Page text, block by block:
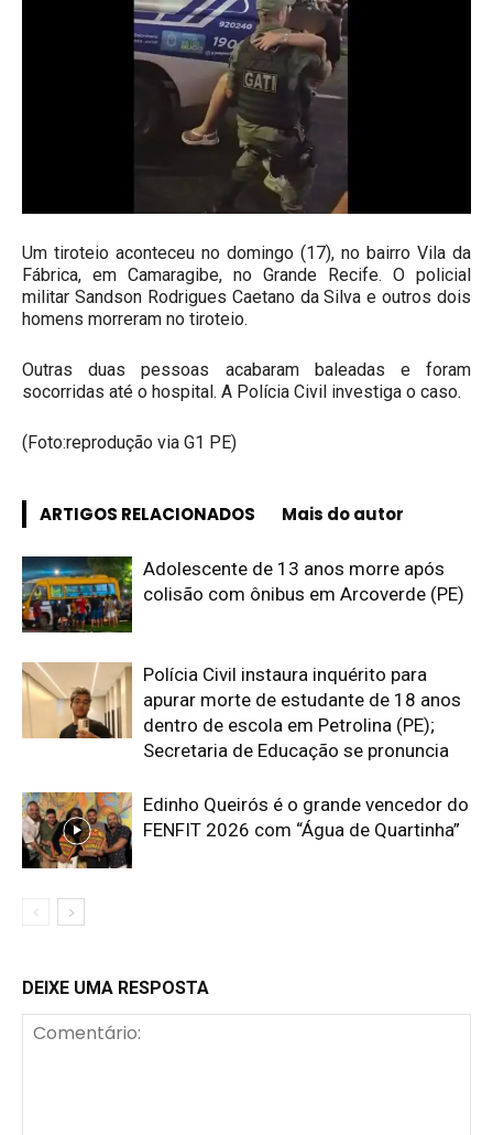
Um tiroteio aconteceu no domingo (17), no bairro Vila da
Fábrica, em Camaragibe, no Grande Recife. O policial
militar Sandson Rodrigues Caetano da Silva e outros dois
homens morreram no tiroteio.
Outras duas pessoas acabaram baleadas e foram
socorridas até o hospital. A Polícia Civil investiga o caso.
(Foto:reprodução via G1 PE)
ARTIGOS RELACIONADOS Mais do autor
Adolescente de 13 anos morre após
colisão com ônibus em Arcoverde (PE)
Polícia Civil instaura inquérito para
apurar morte de estudante de 18 anos
dentro de escola em Petrolina (PE);
Secretaria de Educação se pronuncia
Edinho Queirós é o grande vencedor do
FENFIT 2026 com “Água de Quartinha”
DEIXE UMA RESPOSTA